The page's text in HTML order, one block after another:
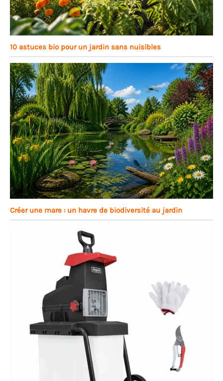
10 astuces bio pour un jardin sans nuisibles
Créer une mare : un havre de biodiversité au jardin